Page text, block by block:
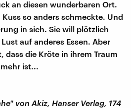
an diesen wunderbaren Ort.
so anders schmeckte. Und
in sich. Sie will plötzlich
auf anderes Essen. Aber
dass die Kröte in ihrem Traum
ist...
von Akiz, Hanser Verlag, 174